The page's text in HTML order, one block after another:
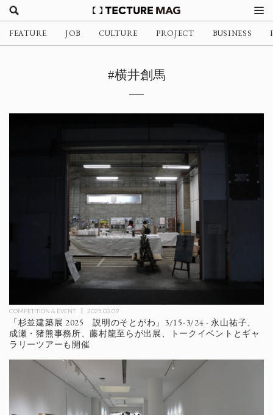
FEATURE JOB CULTURE PROJECT BUSINESS
#横井創馬
COMPETITION & EVENT 2025.03.09
「杉並建築展 2025 説明のそとがわ」3/15-3/24 - 永山祐子、
成瀬・猪熊事務所、藤村龍至らが出展、トークイベントとギャ
ラリーツアーも開催